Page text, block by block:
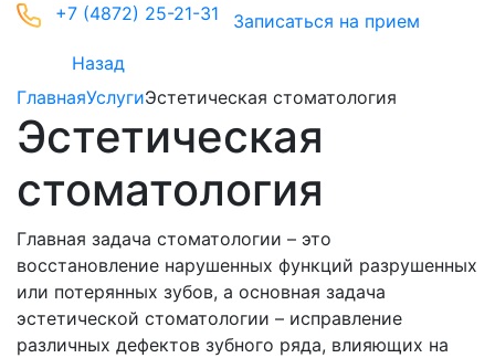
+7 (4872) 25-21-31
Записаться на прием
Назад
ГлавнаяУслугиЭстетическая стоматология
Эстетическая
стоматология
Главная задача стоматологии – это
восстановление нарушенных функций разрушенных
или потерянных зубов, а основная задача
эстетической стоматологии – исправление
различных дефектов зубного ряда, влияющих на